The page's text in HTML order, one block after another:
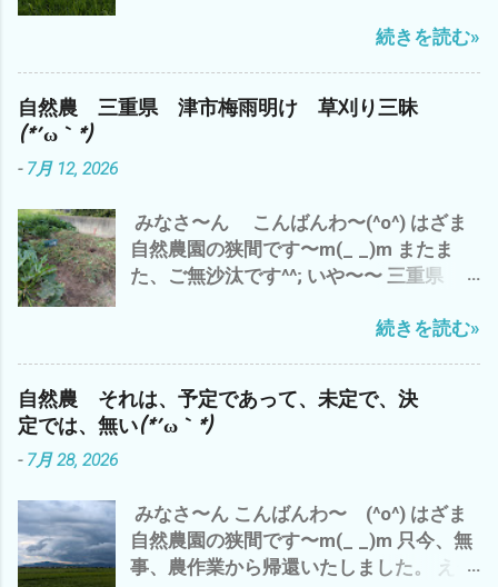
^^; 最近の流行りの言葉？ で、 「コスパ
が高い 」 って言葉 パフォーマンス＝成
果 ÷ コスト＝物を生産するのにかかる費
用。原価 つまり、 成果と生産量の対比が
化できます が 来年 １０年後 いや、孫
の代まで と なると？ そ〜 単純に結
果がでる ＝計算 ＝割り切れる ものな
りや野菜達のお世話 って？ 今のところ
何の 生産性＝収穫も 無い(*´ω｀*) その
結果だけでは、 コスパは、 ０ゼロ 最低
って ことに(*´ω｀*) なので、 自然農っ
て、 コスパとは、 対極にある 仕事？＝
意味？ - 6月 04, 2023 って ことね^^; や
っぱ、 自然農は、 土作り ３年 技術・経
験 は、どのくらいか？ １０年か？ 数値
や〜 三重県 津市では、 梅雨明けから
も 滅入るが、 猛暑も・・・・・・・・
(*´ω｀*) ところで、 わたしゃ〜 相変わら
ゃんの夏休みの昆虫採集のコレクショ
ン・ω・ 連日の暑さで 夏バテぎみ(*´ω
｀*) で、 トイレの水 がぶ飲み(*´ω｀*)
熱中症にご注意して、 この夏を 乗り切
りましょ〜(^o^) では、 また
続きを読む»
自然農 三重県 津市梅雨明け 草刈り三昧
(*´ω｀*)
- 7月 12, 2026
みなさ〜ん こんばんわ〜(^o^) はざま
自然農園の狭間です〜m(_ _)m またま
た、ご無沙汰です^^; いや〜〜 三重県
ゃ〜 シルバーさんの依頼の草刈り&自分
は、草刈り三昧(*´ω｀*) もちろん、今日
も 雲出C自然農園にて草刈り デカ(*´ω
｀*) 種取り用 ズッキーニ ブラックズ
雨明け で 第一弾 梅干し ミナミヌマ
エビ 抱卵 メス 捕獲^^; シルバーさん
の草刈り 完了＼(^o^)／ 明日もまた、シ
続きを読む»
自然農 それは、予定であって、未定で、決
定では、無い(*´ω｀*)
- 7月 28, 2026
みなさ〜ん こんばんわ〜 (^o^) はざま
自然農園の狭間です〜m(_ _)m 只今、無
事、農作業から帰還いたしました。 え〜